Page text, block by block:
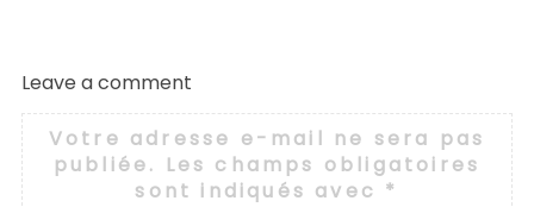
Leave a comment
Votre adresse e-mail ne sera pas
publiée. Les champs obligatoires
sont indiqués avec *